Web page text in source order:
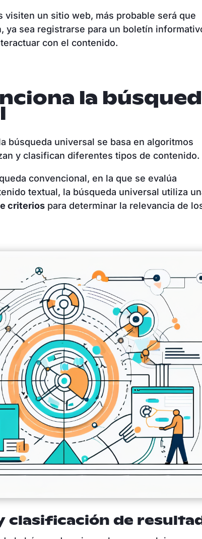
visiten un sitio web, más probable será que
ya sea registrarse para un boletín
con el contenido.
la
búsqueda universal se basa en algoritmos
y clasifican diferentes tipos de contenido.
convencional, en la que se evalúa
textual, la búsqueda universal utiliza
criterios para determinar la relevancia de
clasificación de